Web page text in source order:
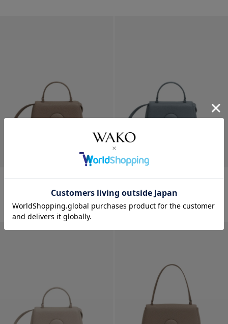
MANACO トップハンドルミニ
MANACO トップハンドルミニ
176,000